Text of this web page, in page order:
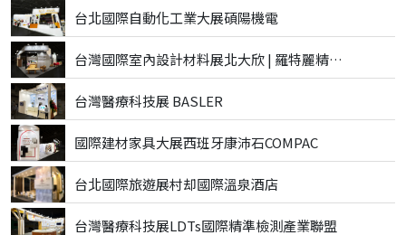
台北國際自動化工業大展碩陽機電
台灣國際室內設計材料展北大欣 | 羅特麗精品磁磚
台灣醫療科技展 BASLER
國際建材家具大展西班牙康沛石COMPAC
台北國際旅遊展村却國際溫泉酒店
台灣醫療科技展LDTs國際精準檢測產業聯盟